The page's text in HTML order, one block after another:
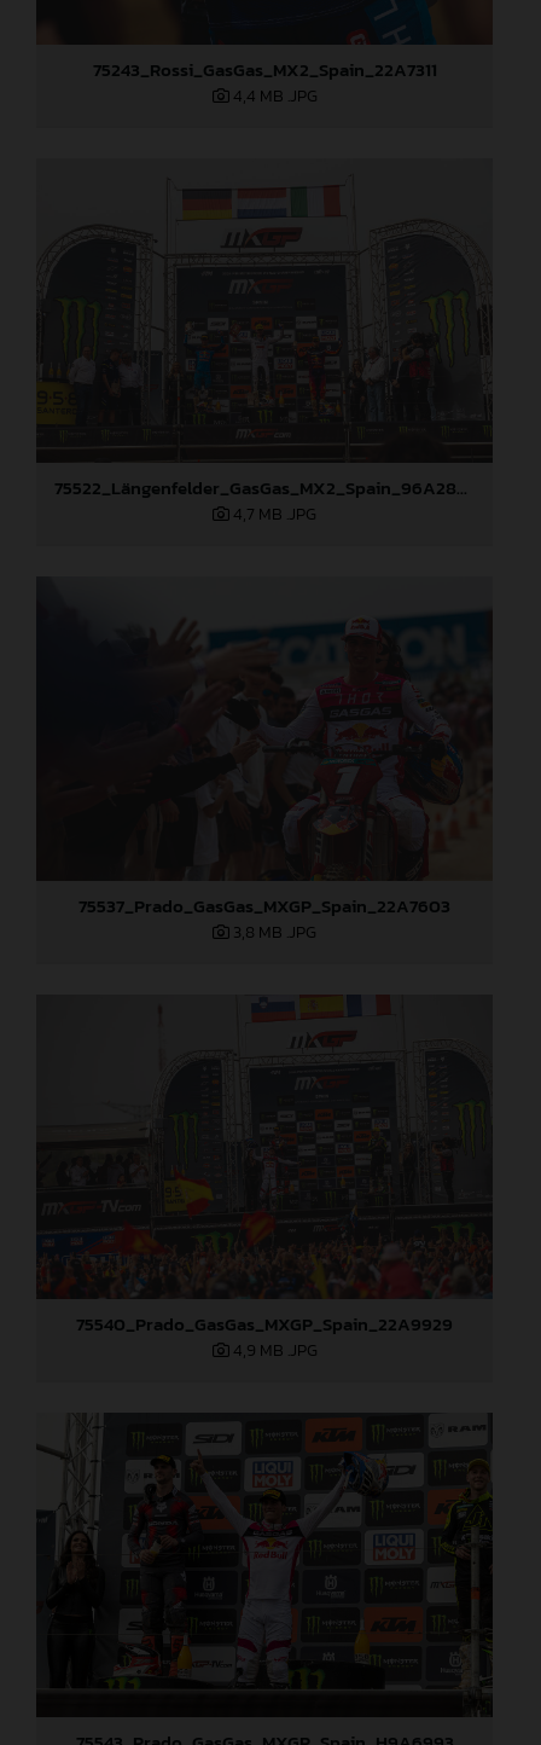
75243_Rossi_GasGas_MX2_Spain_22A7311
4,4 MB .JPG
75522_Längenfelder_GasGas_MX2_Spain_96A2860
4,7 MB .JPG
75537_Prado_GasGas_MXGP_Spain_22A7603
3,8 MB .JPG
75540_Prado_GasGas_MXGP_Spain_22A9929
4,9 MB .JPG